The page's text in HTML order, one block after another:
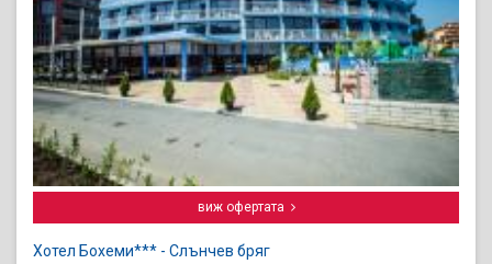
виж офертата
Хотел Бохеми*** - Слънчев бряг